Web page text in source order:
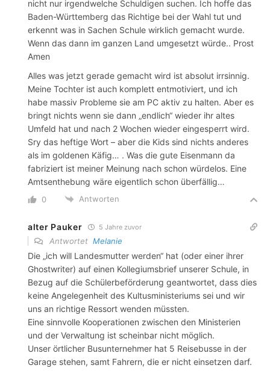
nicht nur irgendwelche Schuldigen suchen. Ich hoffe das
Baden-Württemberg das Richtige bei der Wahl tut und
erkennt was in Sachen Schule wirklich gemacht wurde.
Wenn das dann im ganzen Land umgesetzt würde.. Prost
Amen
Alles was jetzt gerade gemacht wird ist absolut irrsinnig.
Meine Tochter ist auch komplett entmotiviert, und ich
habe massiv Probleme sie am PC aktiv zu halten. Aber es
bringt nichts wenn sie dann „endlich“ wieder ihr altes
Umfeld hat und nach 2 Wochen wieder eingesperrt wird.
Sry das heftige Wort – aber die Kids sind nichts anderes
als im goldenen Käfig… . Was die gute Eisenmann da
fabriziert ist meiner Meinung nach schon würdelos. Eine
Amtsenthebung wäre eigentlich schon überfällig…
0 Antworten
alter Pauker 5 Jahre zuvor
Antwortet Melanie
Die „ich will Landesmutter werden“ hat (oder einer ihrer
Ghostwriter) auf einen Kollegiumsbrief unserer Schule, in
Bezug auf die Schülerbeförderung geantwortet, dass dies
keine Angelegenheit des Kultusministeriums sei und wir
uns an richtige Ressort wenden müssten.
Eine sinnvolle Kooperationen zwischen den Ministerien
und der Verwaltung ist scheinbar nicht möglich.
Unser örtlicher Busunternehmer hat 5 Reisebusse in der
Garage stehen, samt Fahrern, die er nicht einsetzen darf.